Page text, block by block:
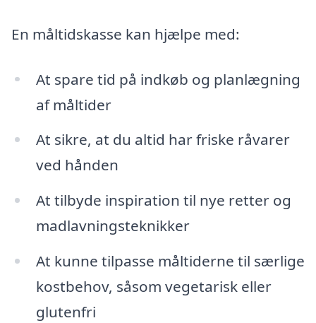
En måltidskasse kan hjælpe med:
At spare tid på indkøb og planlægning
af måltider
At sikre, at du altid har friske råvarer
ved hånden
At tilbyde inspiration til nye retter og
madlavningsteknikker
At kunne tilpasse måltiderne til særlige
kostbehov, såsom vegetarisk eller
glutenfri